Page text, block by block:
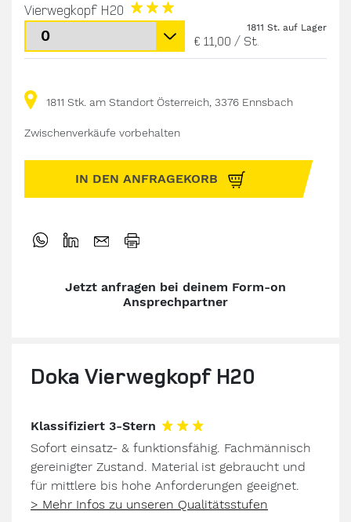
Doka Vierwegkopf H20
Klassifiziert 3-Stern
Sofort einsatz- & funktionsfähig. Fachmännisch
gereinigter Zustand. Material ist gebraucht und
für mittlere bis hohe Anforderungen geeignet.
> Mehr Infos zu unseren Qualitätsstufen
Vierwegkopf H20
1811 St. auf Lager
€ 11,00 / St.
1811 Stk. am Standort Österreich, 3376 Ennsbach
Zwischenverkäufe vorbehalten
IN DEN ANFRAGEKORB
Jetzt anfragen bei deinem Form-on
Ansprechpartner